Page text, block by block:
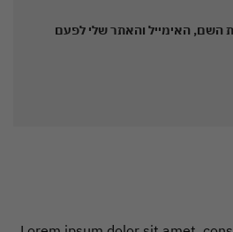
השם, האימייל והאתר שלי לפעם